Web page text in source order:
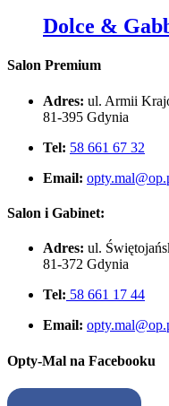
Dolce &
Salon Premium
Adres: ul. Armii
81-395 Gdynia
Tel: 58 661 67 32
Email:
Salon i Gabinet:
Adres: ul.
81-372 Gdynia
Tel: 58 661 17 44
Email:
Opty-Mal na Facebooku